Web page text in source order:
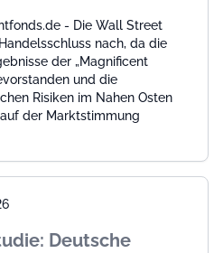
- Die Wall Street
nach, da die
der „Magnificent
und die
Risiken im Nahen Osten
der Marktstimmung
Deutsche